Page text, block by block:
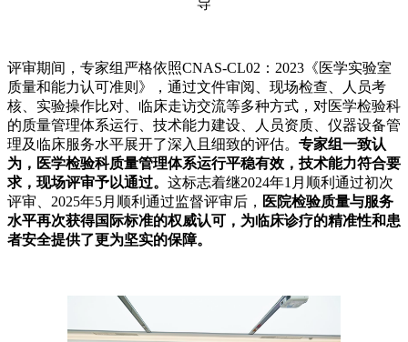
导
评审期间，专家组严格依照CNAS-CL02：2023《医学实验室
质量和能力认可准则》，通过文件审阅、现场检查、人员考
核、实验操作比对、临床走访交流等多种方式，对医学检验科
的质量管理体系运行、技术能力建设、人员资质、仪器设备管
理及临床服务水平展开了深入且细致的评估。 专家组一致认
为，医学检验科质量管理体系运行平稳有效，技术能力符合要
求，现场评审予以通过。 这标志着继2024年1月顺利通过初次
评审、2025年5月顺利通过监督评审后， 医院检验质量与服务
水平再次获得国际标准的权威认可，为临床诊疗的精准性和患
者安全提供了更为坚实的保障。